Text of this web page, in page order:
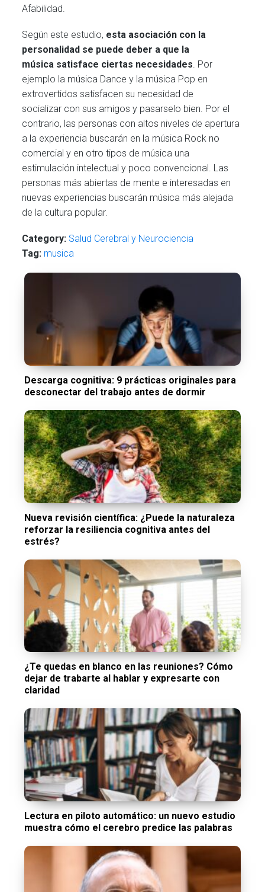
Afabilidad.
Según este estudio, esta asociación con la
personalidad se puede deber a que la
música satisface ciertas necesidades . Por
ejemplo la música Dance y la música Pop en
extrovertidos satisfacen su necesidad de
socializar con sus amigos y pasarselo bien. Por el
contrario, las personas con altos niveles de apertura
a la experiencia buscarán en la música Rock no
comercial y en otro tipos de música una
estimulación intelectual y poco convencional. Las
personas más abiertas de mente e interesadas en
nuevas experiencias buscarán música más alejada
de la cultura popular.
Category: Salud Cerebral y Neurociencia
Tag: musica
Descarga cognitiva: 9 prácticas originales para
desconectar del trabajo antes de dormir
Nueva revisión científica: ¿Puede la naturaleza
reforzar la resiliencia cognitiva antes del
estrés?
¿Te quedas en blanco en las reuniones? Cómo
dejar de trabarte al hablar y expresarte con
claridad
Lectura en piloto automático: un nuevo estudio
muestra cómo el cerebro predice las palabras